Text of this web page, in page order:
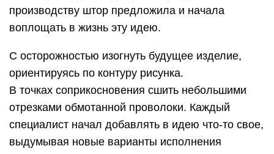
производству штор предложила и начала
воплощать в жизнь эту идею.
С осторожностью изогнуть будущее изделие,
ориентируясь по контуру рисунка.
В точках соприкосновения сшить небольшими
отрезками обмотанной проволоки. Каждый
специалист начал добавлять в идею что-то свое,
выдумывая новые варианты исполнения